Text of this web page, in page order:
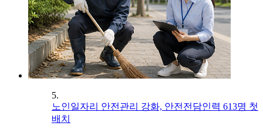
5.
노인일자리 안전관리 강화, 안전전담인력 613명 첫
배치